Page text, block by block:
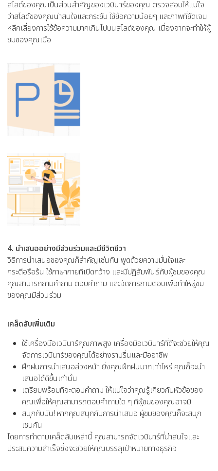
สไลด์ของคุณเป็นส่วนสำคัญของเวบินาร์ของคุณ ตรวจสอบให้แน่ใจ
ว่าสไลด์ของคุณน่าสนใจและกระชับ ใช้ข้อความน้อยๆ และภาพที่ชัดเจน
หลีกเลี่ยงการใช้ข้อความมากเกินไปบนสไลด์ของคุณ เนื่องจากจะทำให้ผู้
ชมของคุณเบื่อ
4. นำเสนออย่างมีส่วนร่วมและมีชีวิตชีวา
วิธีการนำเสนอของคุณก็สำคัญเช่นกัน พูดด้วยความมั่นใจและ
กระตือรือร้น ใช้ภาษากายที่เปิดกว้าง และมีปฏิสัมพันธ์กับผู้ชมของคุณ
คุณสามารถถามคำถาม ตอบคำถาม และจัดการถามตอบเพื่อทำให้ผู้ชม
ของคุณมีส่วนร่วม
เคล็ดลับเพิ่มเติม
ใช้เครื่องมือเวบินาร์คุณภาพสูง เครื่องมือเวบินาร์ที่ดีจะช่วยให้คุณ
จัดการเวบินาร์ของคุณได้อย่างราบรื่นและมืออาชีพ
ฝึกฝนการนำเสนอล่วงหน้า ยิ่งคุณฝึกฝนมากเท่าไหร่ คุณก็จะนำ
เสนอได้ดีขึ้นเท่านั้น
เตรียมพร้อมที่จะตอบคำถาม ให้แน่ใจว่าคุณรู้เกี่ยวกับหัวข้อของ
คุณเพื่อให้คุณสามารถตอบคำถามใด ๆ ที่ผู้ชมของคุณอาจมี
สนุกกับมัน! หากคุณสนุกกับการนำเสนอ ผู้ชมของคุณก็จะสนุก
เช่นกัน
โดยการทำตามเคล็ดลับเหล่านี้ คุณสามารถจัดเวบินาร์ที่น่าสนใจและ
ประสบความสำเร็จซึ่งจะช่วยให้คุณบรรลุเป้าหมายทางธุรกิจ